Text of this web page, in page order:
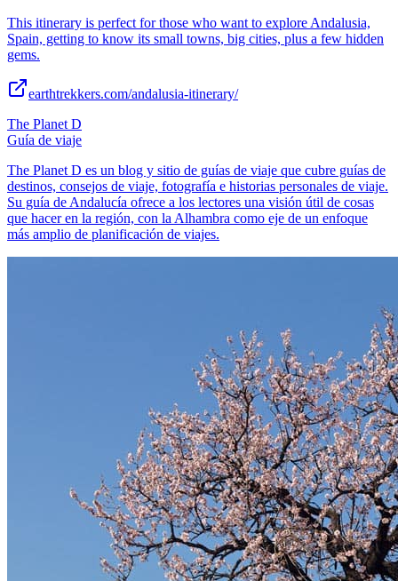
This itinerary is perfect for those who want to explore Andalusia,
Spain, getting to know its small towns, big cities, plus a few hidden
gems.
earthtrekkers.com/andalusia-itinerary/
The Planet D
Guía de viaje
The Planet D es un blog y sitio de guías de viaje que cubre guías de
destinos, consejos de viaje, fotografía e historias personales de viaje.
Su guía de Andalucía ofrece a los lectores una visión útil de cosas
que hacer en la región, con la Alhambra como eje de un enfoque
más amplio de planificación de viajes.